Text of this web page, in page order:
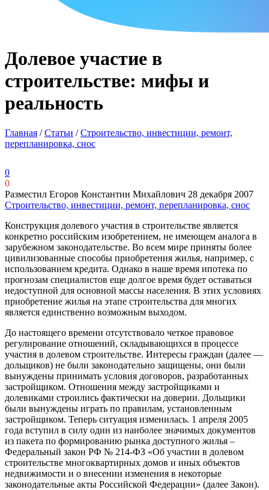
Долевое участие в
строительстве: мифы и
реальность
Главная /Статьи /Строительство, инвестиции, ремонт,
перепланировка, снос
0
0
Разместил Егоров Константин Михайлович 28 декабря 2007
Строительство, инвестиции, ремонт, перепланировка, снос
Конструкция долевого участия в строительстве является
конкретно российским изобретением, не имеющем аналога в
зарубежном законодательстве. Во всем мире приняты более
цивилизованные способы приобретения жилья, например, с
использованием кредита. Однако в наше время ипотека по
прогнозам специалистов еще долгое время будет оставаться
недоступной для основной массы населения. В этих условиях
приобретение жилья на этапе строительства для многих
является единственно возможным выходом.
До настоящего времени отсутствовало четкое правовое
регулирование отношений, складывающихся в процессе
участия в долевом строительстве. Интересы граждан (далее —
дольщиков) не были законодательно защищены, они были
вынуждены принимать условия договоров, разработанных
застройщиком. Отношения между застройщиками и
долевиками строились фактически на доверии. Дольщики
были вынуждены играть по правилам, установленным
застройщиком. Теперь ситуация изменилась. 1 апреля 2005
года вступил в силу один из наиболее значимых документов
из пакета по формированию рынка доступного жилья –
Федеральный закон РФ № 214-ФЗ «Об участии в долевом
строительстве многоквартирных домов и иных объектов
недвижимости и о внесении изменения в некоторые
законодательные акты Российской Федерации» (далее Закон).